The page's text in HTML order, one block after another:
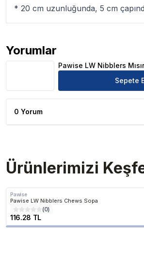
* 20 cm uzunluğunda, 5 cm
Yorumlar
Pawise LW Nibblers Mısır Püskülü
Pawise LW Nibblers
Sepete
0 Yorum
Ürünlerimizi
Pawise
Pawise LW Nibblers Chews Sopa
(0)
116.28 TL